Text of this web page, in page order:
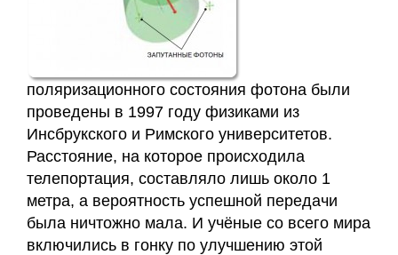
поляризационного состояния фотона были
проведены в 1997 году физиками из
Инсбрукского и Римского университетов.
Расстояние, на которое происходила
телепортация, составляло лишь около 1
метра, а вероятность успешной передачи
была ничтожно мала. И учёные со всего мира
включились в гонку по улучшению этой